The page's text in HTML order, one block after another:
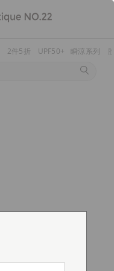
2件5折 UPF50+ 瞬涼系列